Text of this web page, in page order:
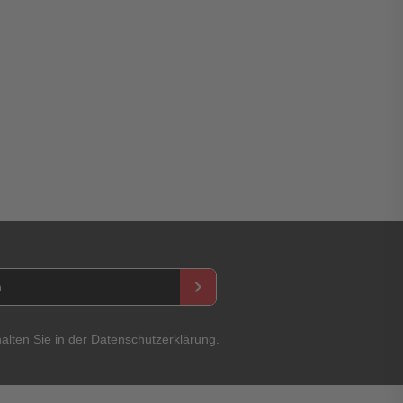
Bewertung abschicken
keyboard_arrow_right
Sie in der Datenschutzerklärung